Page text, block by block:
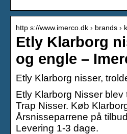
http s://www.imerco.dk › brands ›
Etly Klarborg
og engle –
Etly Klarborg nisser,
Etly Klarborg Nisser blev
Trap Nisser. Køb
Årsnisseparrene på
Levering 1-3 dage.